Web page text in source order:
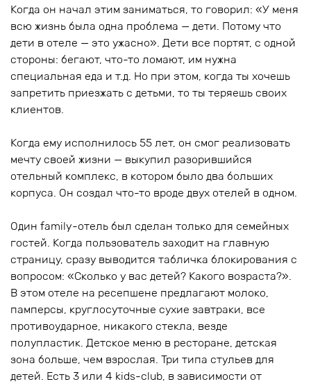
Когда он начал этим заниматься, то говорил: «У меня
всю жизнь была одна проблема — дети. Потому что
дети в отеле — это ужасно». Дети все портят, с одной
стороны: бегают, что-то ломают, им нужна
специальная еда и т.д. Но при этом, когда ты хочешь
запретить приезжать с детьми, то ты теряешь своих
клиентов.
Когда ему исполнилось 55 лет, он смог реализовать
мечту своей жизни — выкупил разорившийся
отельный комплекс, в котором было два больших
корпуса. Он создал что-то вроде двух отелей в одном.
Один family-отель был сделан только для семейных
гостей. Когда пользователь заходит на главную
страницу, сразу выводится табличка блокирования с
вопросом: «Сколько у вас детей? Какого возраста?».
В этом отеле на ресепшене предлагают молоко,
памперсы, круглосуточные сухие завтраки, все
противоударное, никакого стекла, везде
полупластик. Детское меню в ресторане, детская
зона больше, чем взрослая. Три типа стульев для
детей. Есть 3 или 4 kids-club, в зависимости от